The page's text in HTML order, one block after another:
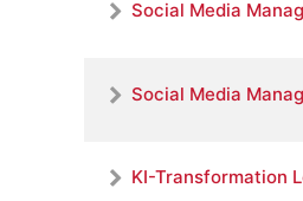
Social Media
Social Media
KI-Transformation